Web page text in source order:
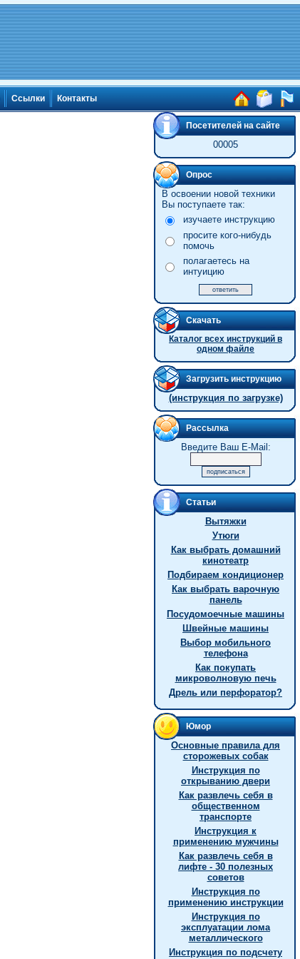
Ссылки Контакты
Посетителей на сайте
00005
Опрос
В освоении новой техники
Вы поступаете так:
изучаете инструкцию
просите кого-нибудь
помочь
полагаетесь на
интуицию
Скачать
Каталог всех инструкций в
одном файле
Загрузить инструкцию
(инструкция по загрузке)
Рассылка
Введите Ваш E-Mail:
Статьи
Вытяжки
Утюги
Как выбрать домашний
кинотеатр
Подбираем кондиционер
Как выбрать варочную
панель
Посудомоечные машины
Швейные машины
Выбор мобильного
телефона
Как покупать
микроволновую печь
Дрель или перфоратор?
Юмор
Основные правила для
сторожевых собак
Инструкция по
открыванию двери
Как развлечь себя в
общественном
транспорте
Инструкция к
применению мужчины
Как развлечь себя в
лифте - 30 полезных
советов
Инструкция по
применению инструкции
Инструкция по
эксплуатации лома
металлического
Инструкция по подсчету